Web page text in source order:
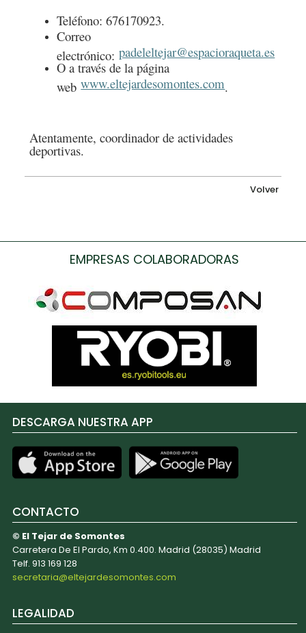
Teléfono: 676170923.
Correo
electrónico:padeleltejar@espacioraqueta.es
O a través de la página
webwww.eltejardesomontes.com
Atentamente, coordinador de actividades
deportivas.
Volver
EMPRESAS COLABORADORAS
DESCARGA NUESTRA APP
CONTACTO
© El Tejar de Somontes
Carretera De El Pardo, Km 0.400. Madrid (28035) Madrid
Telf. 913 169 128
secretaria@eltejardesomontes.com
LEGALIDAD